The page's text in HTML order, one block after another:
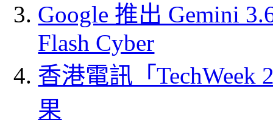
Google 推出 Gemini
Flash Cyber
香港電訊「
果